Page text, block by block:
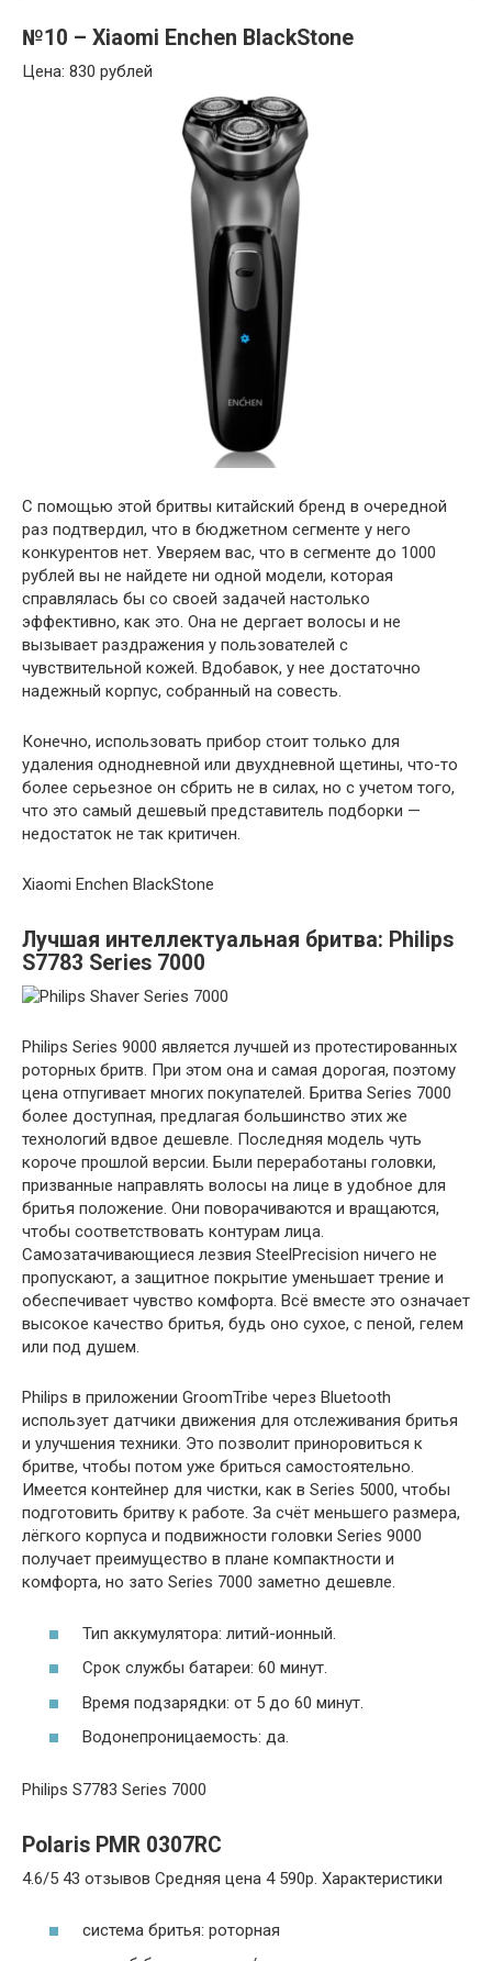
№10 – Xiaomi Enchen BlackStone
Цена: 830 рублей
С помощью этой бритвы китайский бренд в очередной
раз подтвердил, что в бюджетном сегменте у него
конкурентов нет. Уверяем вас, что в сегменте до 1000
рублей вы не найдете ни одной модели, которая
справлялась бы со своей задачей настолько
эффективно, как это. Она не дергает волосы и не
вызывает раздражения у пользователей с
чувствительной кожей. Вдобавок, у нее достаточно
надежный корпус, собранный на совесть.
Конечно, использовать прибор стоит только для
удаления однодневной или двухдневной щетины, что-то
более серьезное он сбрить не в силах, но с учетом того,
что это самый дешевый представитель подборки —
недостаток не так критичен.
Xiaomi Enchen BlackStone
Лучшая интеллектуальная бритва: Philips
S7783 Series 7000
Philips Series 9000 является лучшей из протестированных
роторных бритв. При этом она и самая дорогая, поэтому
цена отпугивает многих покупателей. Бритва Series 7000
более доступная, предлагая большинство этих же
технологий вдвое дешевле. Последняя модель чуть
короче прошлой версии. Были переработаны головки,
призванные направлять волосы на лице в удобное для
бритья положение. Они поворачиваются и вращаются,
чтобы соответствовать контурам лица.
Самозатачивающиеся лезвия SteelPrecision ничего не
пропускают, а защитное покрытие уменьшает трение и
обеспечивает чувство комфорта. Всё вместе это означает
высокое качество бритья, будь оно сухое, с пеной, гелем
или под душем.
Philips в приложении GroomTribe через Bluetooth
использует датчики движения для отслеживания бритья
и улучшения техники. Это позволит приноровиться к
бритве, чтобы потом уже бриться самостоятельно.
Имеется контейнер для чистки, как в Series 5000, чтобы
подготовить бритву к работе. За счёт меньшего размера,
лёгкого корпуса и подвижности головки Series 9000
получает преимущество в плане компактности и
комфорта, но зато Series 7000 заметно дешевле.
Тип аккумулятора: литий-ионный.
Срок службы батареи: 60 минут.
Время подзарядки: от 5 до 60 минут.
Водонепроницаемость: да.
Philips S7783 Series 7000
Polaris PMR 0307RC
4.6/5 43 отзывов Средняя цена 4 590р. Характеристики
система бритья: роторная